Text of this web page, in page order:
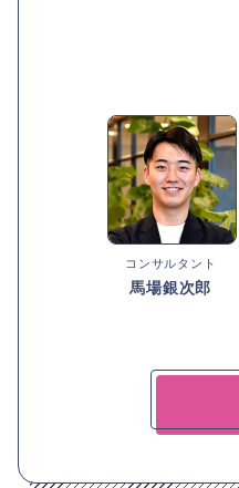
コンサルタント
馬場銀次郎